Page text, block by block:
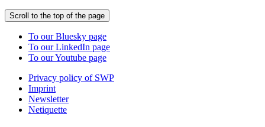
Scroll to the top of the page
To our Bluesky page
To our LinkedIn page
To our Youtube page
Privacy policy of SWP
Imprint
Newsletter
Netiquette